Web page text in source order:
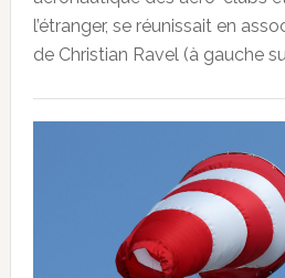
l’étranger, se réunissait en
de Christian Ravel (à gauche